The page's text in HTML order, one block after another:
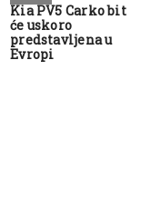
Kia PV5 Carko bit
će uskoro
predstavljena u
Evropi